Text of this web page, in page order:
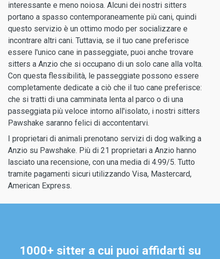
interessante e meno noiosa. Alcuni dei nostri sitters
portano a spasso contemporaneamente più cani, quindi
questo servizio è un ottimo modo per socializzare e
incontrare altri cani. Tuttavia, se il tuo cane preferisce
essere l'unico cane in passeggiate, puoi anche trovare
sitters a Anzio che si occupano di un solo cane alla volta.
Con questa flessibilità, le passeggiate possono essere
completamente dedicate a ciò che il tuo cane preferisce:
che si tratti di una camminata lenta al parco o di una
passeggiata più veloce intorno all'isolato, i nostri sitters
Pawshake saranno felici di accontentarvi.
I proprietari di animali prenotano servizi di dog walking a
Anzio su Pawshake. Più di 21 proprietari a Anzio hanno
lasciato una recensione, con una media di 4.99/5. Tutto
tramite pagamenti sicuri utilizzando Visa, Mastercard,
American Express.
1000+ sitter a cui puoi affidarti su